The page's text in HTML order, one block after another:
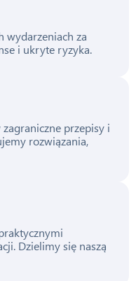
wydarzeniach za
i ukryte ryzyka.
przepisy i
rozwiązania,
Dzielimy się naszą